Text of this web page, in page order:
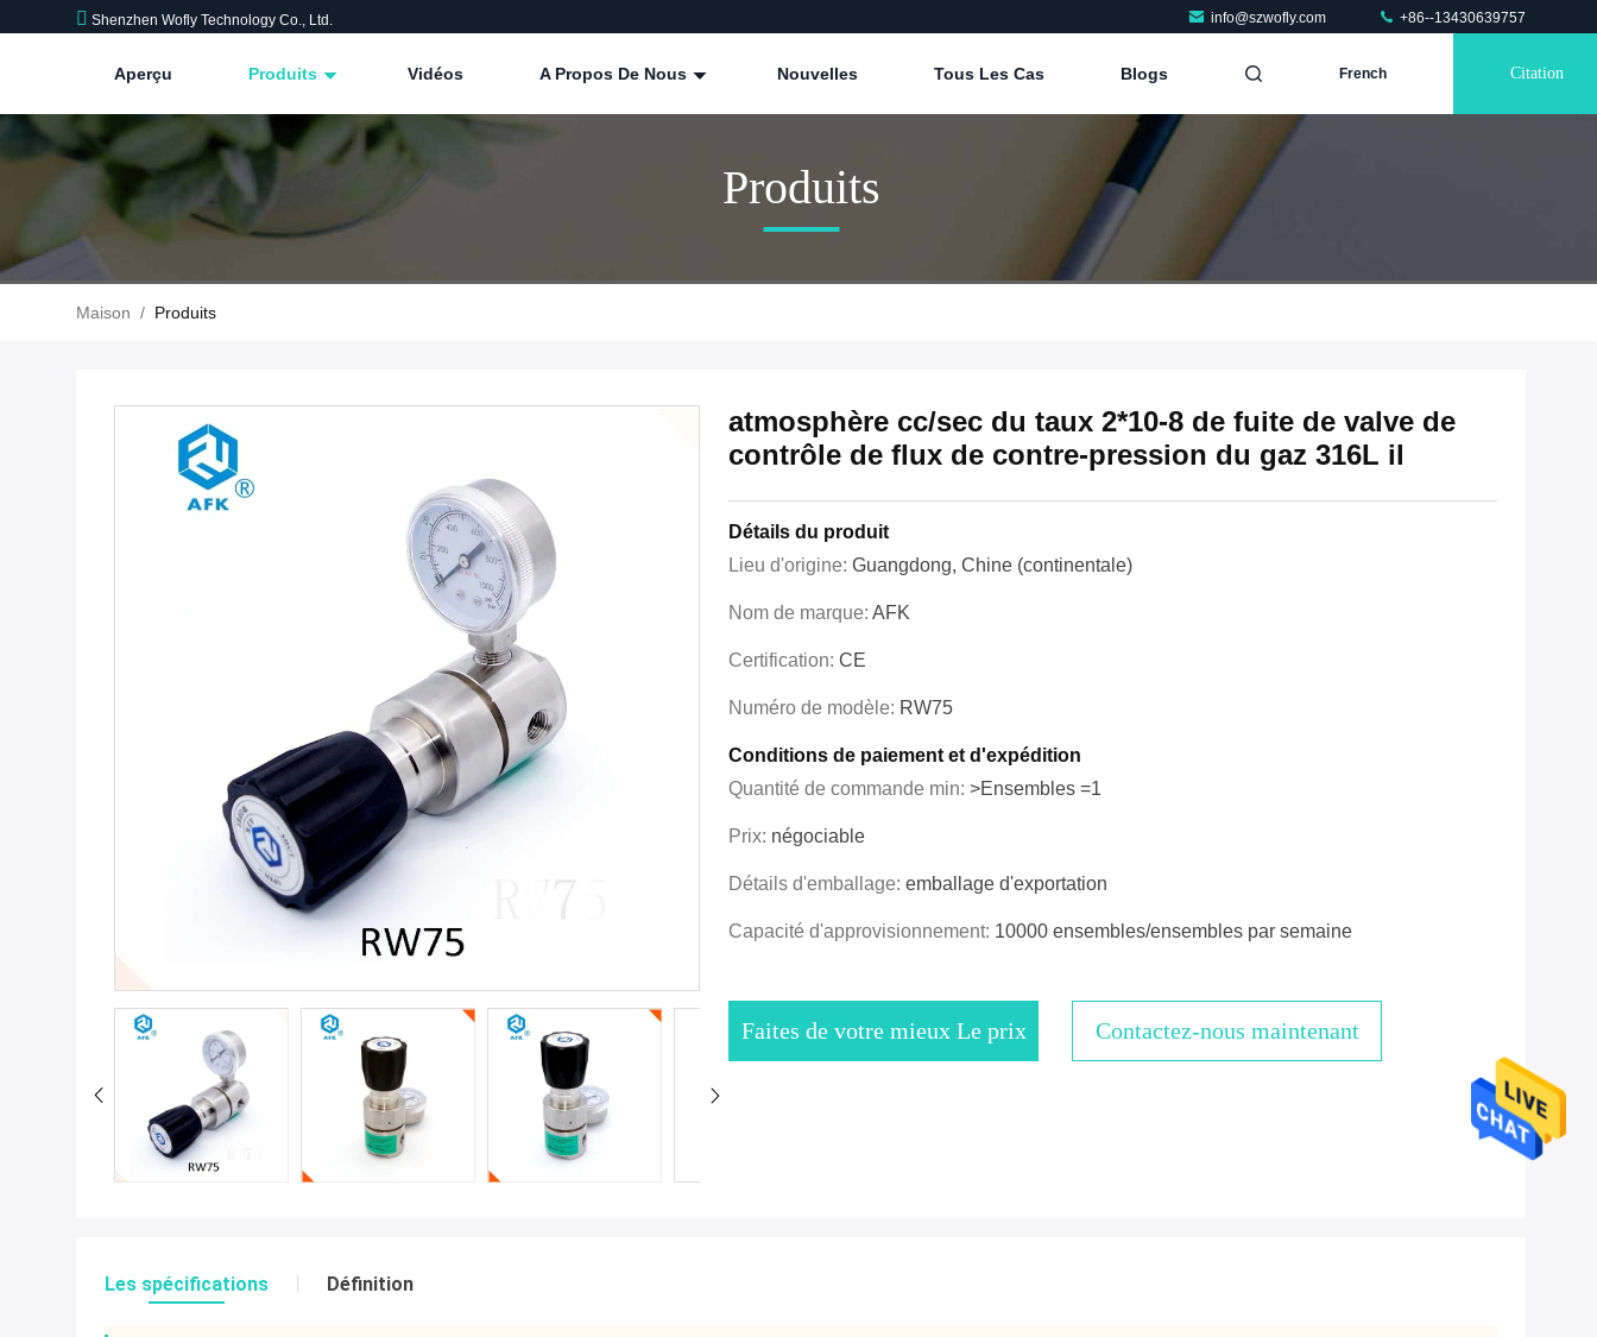
Shenzhen Wofly Technology Co., Ltd. info@szwofly.com +86--13430639757
Aperçu Produits Vidéos A Propos De Nous Nouvelles Tous Les Cas Blogs French Citation
Produits
Maison / Produits
atmosphère cc/sec du taux 2*10-8 de fuite de valve de
contrôle de flux de contre-pression du gaz 316L il
Détails du produit
Lieu d'origine: Guangdong, Chine (continentale)
Nom de marque: AFK
Certification: CE
Numéro de modèle: RW75
Conditions de paiement et d'expédition
Quantité de commande min: >Ensembles =1
Prix: négociable
Détails d'emballage: emballage d'exportation
Capacité d'approvisionnement: 10000 ensembles/ensembles par semaine
Faites de votre mieux Le prix Contactez-nous maintenant
Les spécifications Définition